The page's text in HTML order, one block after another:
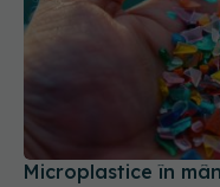
Microplastice în
din alimentația
10 ian 2026, 16:00